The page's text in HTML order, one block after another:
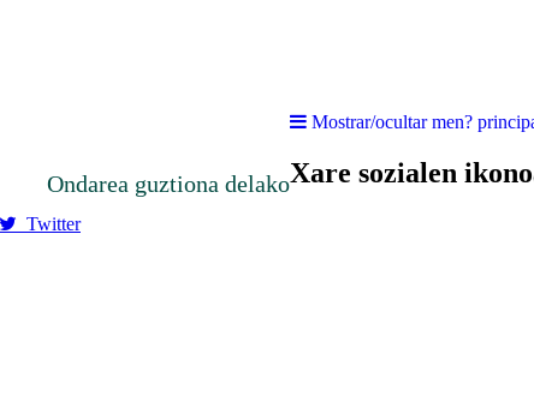
Ondarea guztiona delako
Mostrar/ocultar men?
Xare sozialen
Twitter